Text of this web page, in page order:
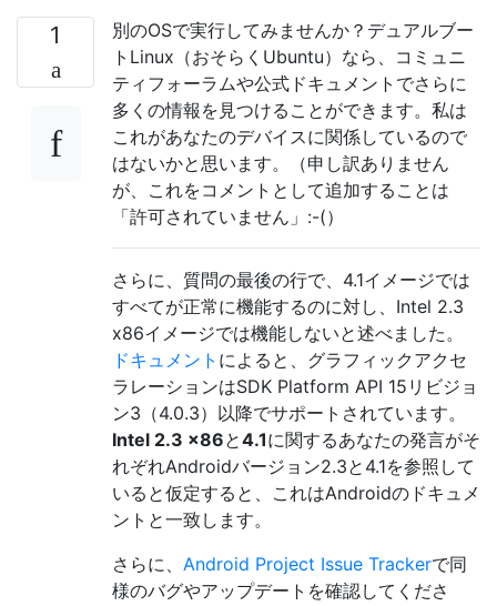
1
別のOSで実行してみませんか？デュアルブー
トLinux（おそらくUbuntu）なら、コミュニ
ティフォーラムや公式ドキュメントでさらに
多くの情報を見つけることができます。私は
これがあなたのデバイスに関係しているので
はないかと思います。（申し訳ありません
が、これをコメントとして追加することは
「許可されていません」:-(）
さらに、質問の最後の行で、4.1イメージでは
すべてが正常に機能するのに対し、Intel 2.3
x86イメージでは機能しないと述べました。
ドキュメント によると、グラフィックアクセ
ラレーションはSDK Platform API 15リビジョ
ン3（4.0.3）以降でサポートされています。
Intel 2.3 x86と4.1に関するあなたの発言がそ
れぞれAndroidバージョン2.3と4.1を参照して
いると仮定すると、これはAndroidのドキュメ
ントと一致します。
さらに、 Android Project Issue Trackerで同
様のバグやアップデートを確認してくださ